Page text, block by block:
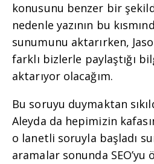
konusunu benzer bir
nedenle yazının bu
sunumunu aktarırken,
farklı bizlerle paylaştığı
aktarıyor olacağım.
Bu soruyu duymaktan
Aleyda da hepimizin
o lanetli soruyla başladı
aramalar sonunda SEO’yu